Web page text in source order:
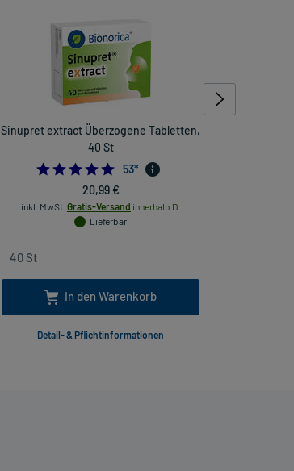
Sinupret extract Überzogene Tabletten,
40 St
4.943396226415095
53*
20,99 €
inkl. MwSt. Gratis-Versand innerhalb D.
Lieferbar
In den Warenkorb
Detail- & Pflichtinformationen